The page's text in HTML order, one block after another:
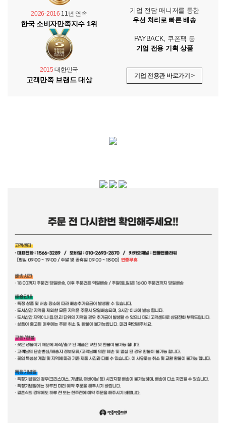
2026-2016 11년 연속
한국 소비자만족지수 1위
2015 대한민국
고객만족 브랜드 대상
기업 전담 매니저를 통한
우선 처리로 빠른 배송
PAYBACK, 쿠폰팩 등
기업 전용 기획 상품
기업 전용관 바로가기 >